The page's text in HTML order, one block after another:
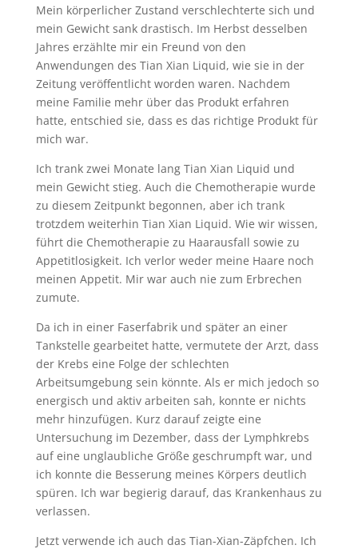
Mein körperlicher Zustand verschlechterte sich und
mein Gewicht sank drastisch. Im Herbst desselben
Jahres erzählte mir ein Freund von den
Anwendungen des Tian Xian Liquid, wie sie in der
Zeitung veröffentlicht worden waren. Nachdem
meine Familie mehr über das Produkt erfahren
hatte, entschied sie, dass es das richtige Produkt für
mich war.
Ich trank zwei Monate lang Tian Xian Liquid und
mein Gewicht stieg. Auch die Chemotherapie wurde
zu diesem Zeitpunkt begonnen, aber ich trank
trotzdem weiterhin Tian Xian Liquid. Wie wir wissen,
führt die Chemotherapie zu Haarausfall sowie zu
Appetitlosigkeit. Ich verlor weder meine Haare noch
meinen Appetit. Mir war auch nie zum Erbrechen
zumute.
Da ich in einer Faserfabrik und später an einer
Tankstelle gearbeitet hatte, vermutete der Arzt, dass
der Krebs eine Folge der schlechten
Arbeitsumgebung sein könnte. Als er mich jedoch so
energisch und aktiv arbeiten sah, konnte er nichts
mehr hinzufügen. Kurz darauf zeigte eine
Untersuchung im Dezember, dass der Lymphkrebs
auf eine unglaubliche Größe geschrumpft war, und
ich konnte die Besserung meines Körpers deutlich
spüren. Ich war begierig darauf, das Krankenhaus zu
verlassen.
Jetzt verwende ich auch das Tian-Xian-Zäpfchen. Ich